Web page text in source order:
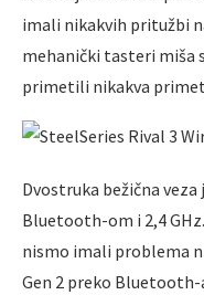
imali nikakvih pritužbi
mehanički tasteri miša
primetili nikakva
Dvostruka bežična
Bluetooth-om i 2,4
nismo imali problema
Gen 2 preko Bluetooth-